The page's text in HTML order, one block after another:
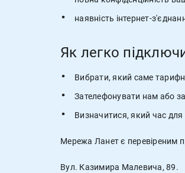
наявність інтернет-
Як легко
Вибрати, який саме
Зателефонувати нам або
Визначитися, який час
Мережа Ланет є перевіреним
Вул. Казимира Малевича, 89.